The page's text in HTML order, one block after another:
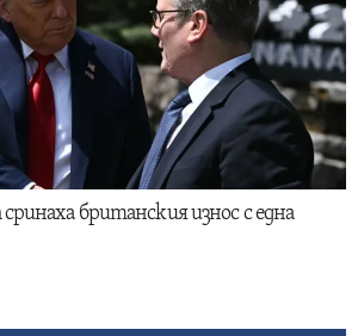
британския износ с една